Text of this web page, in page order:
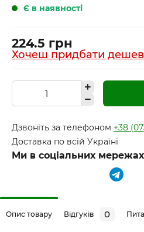
Є в наявності
224.5 грн
Хочеш придбати
Дзвоніть за телефоном +38
Доставка по всій Україні
Ми в соціальних
Опис товару Відгуків 0